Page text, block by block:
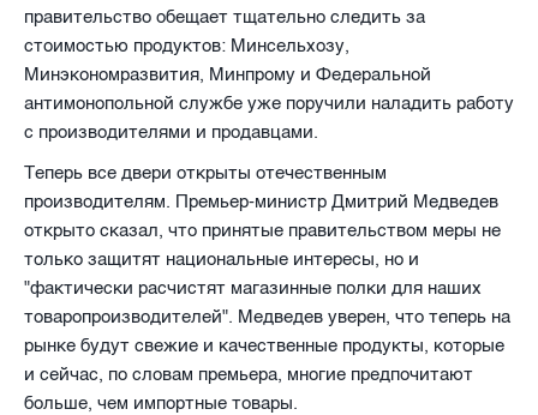
правительство обещает тщательно следить за
стоимостью продуктов: Минсельхозу,
Минэкономразвития, Минпрому и Федеральной
антимонопольной службе уже поручили наладить работу
с производителями и продавцами.
Теперь все двери открыты отечественным
производителям. Премьер-министр Дмитрий Медведев
открыто сказал, что принятые правительством меры не
только защитят национальные интересы, но и
"фактически расчистят магазинные полки для наших
товаропроизводителей". Медведев уверен, что теперь на
рынке будут свежие и качественные продукты, которые
и сейчас, по словам премьера, многие предпочитают
больше, чем импортные товары.